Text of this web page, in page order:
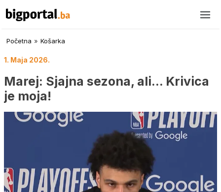
Početna » Košarka
1. Maja 2026.
Marej: Sjajna sezona, ali… Krivica
je moja!